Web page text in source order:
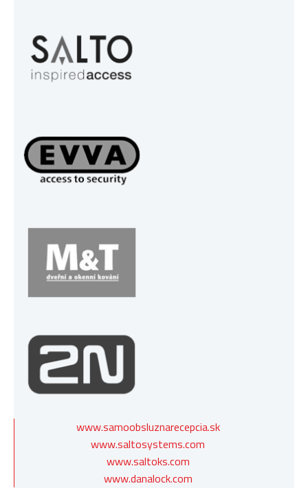
www.samoobsluznarecepcia.sk
www.saltosystems.com
www.saltoks.com
www.danalock.com